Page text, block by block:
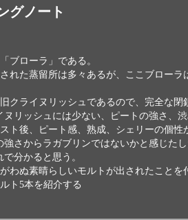
グノート
ブローラ」である。
れた蒸留所は多々あるが、ここブローラ
クライヌリッシュであるので、完全な閉
リッシュには少ない、ピートの強さ、渋
ト後、ピート感、熟成、シェリーの個性
強さからラガブリンではないかと感じた
分かると思う。
わぬ素晴らしいモルトが出されたことを
ト5本を紹介する